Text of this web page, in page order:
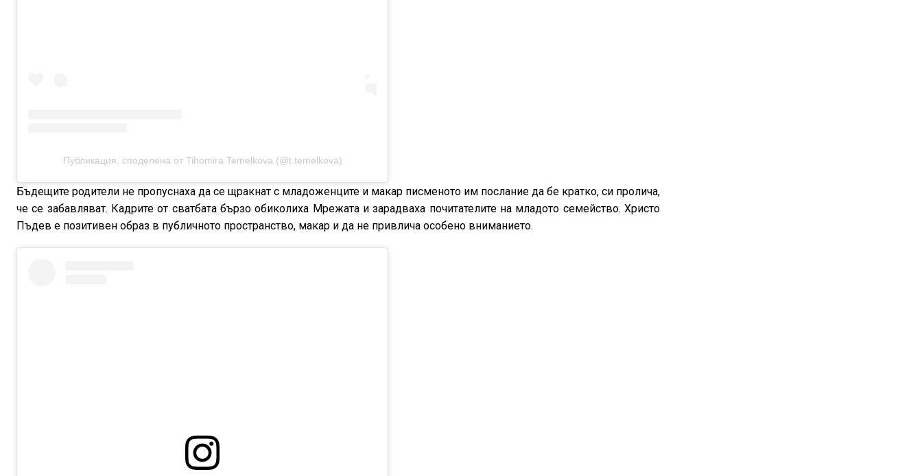
Публикация, споделена от Tihomira Temelkova (@t.temelkova)
Бъдещите родители не пропуснаха да се щракнат с младоженците и макар писменото им послание да бе кратко, си пролича,
че се забавляват. Кадрите от сватбата бързо обиколиха Мрежата и зарадваха почитателите на младото семейство. Христо
Пъдев е позитивен образ в публичното пространство, макар и да не привлича особено вниманието.